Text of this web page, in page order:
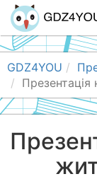
GDZ4YOU
Презентація